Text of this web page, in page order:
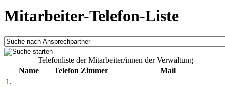
Mitarbeiter-Telefon-Liste
Telefonliste der Mitarbeiter/innen der Verwaltung
Name
Telefon Zimmer
Mail
1.